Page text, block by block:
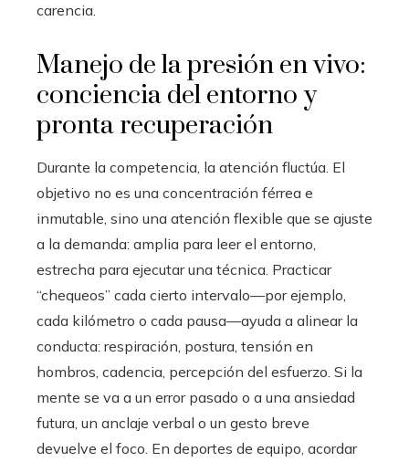
carencia.
Manejo de la presión en vivo:
conciencia del entorno y
pronta recuperación
Durante la competencia, la atención fluctúa. El
objetivo no es una concentración férrea e
inmutable, sino una atención flexible que se ajuste
a la demanda: amplia para leer el entorno,
estrecha para ejecutar una técnica. Practicar
“chequeos” cada cierto intervalo—por ejemplo,
cada kilómetro o cada pausa—ayuda a alinear la
conducta: respiración, postura, tensión en
hombros, cadencia, percepción del esfuerzo. Si la
mente se va a un error pasado o a una ansiedad
futura, un anclaje verbal o un gesto breve
devuelve el foco. En deportes de equipo, acordar